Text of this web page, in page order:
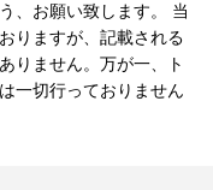
、お願い致します。 当
りますが、記載される
りません。万が一、ト
一切行っておりません